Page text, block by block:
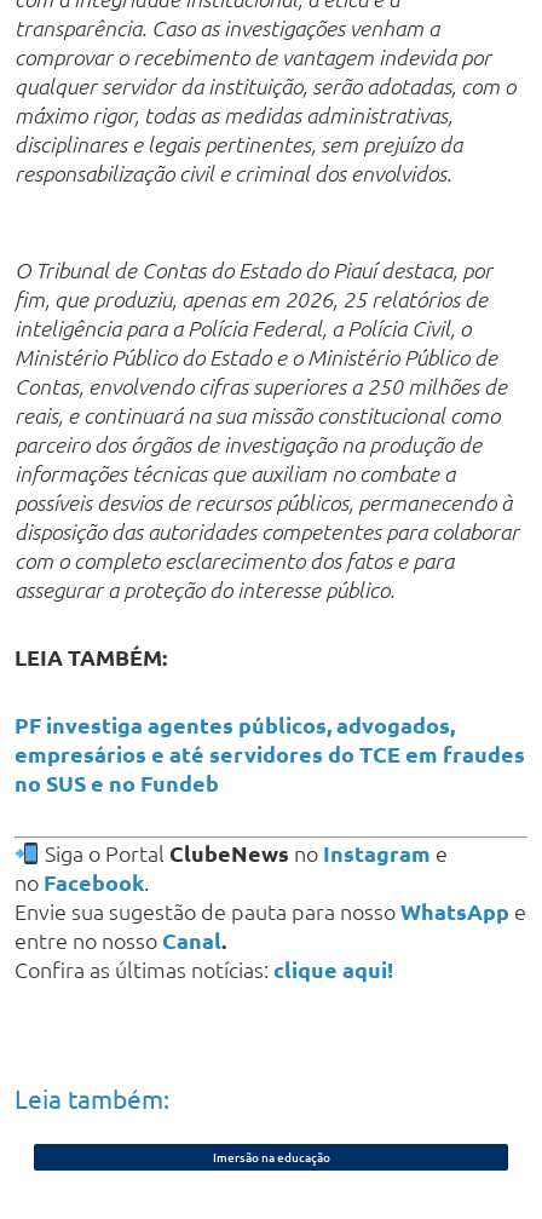
transparência. Caso as investigações venham a
comprovar o recebimento de vantagem indevida por
qualquer servidor da instituição, serão adotadas, com o
máximo rigor, todas as medidas administrativas,
disciplinares e legais pertinentes, sem prejuízo da
responsabilização civil e criminal dos envolvidos.
O Tribunal de Contas do Estado do Piauí destaca, por
fim, que produziu, apenas em 2026, 25 relatórios de
inteligência para a Polícia Federal, a Polícia Civil, o
Ministério Público do Estado e o Ministério Público de
Contas, envolvendo cifras superiores a 250 milhões de
reais, e continuará na sua missão constitucional como
parceiro dos órgãos de investigação na produção de
informações técnicas que auxiliam no combate a
possíveis desvios de recursos públicos, permanecendo à
disposição das autoridades competentes para colaborar
com o completo esclarecimento dos fatos e para
assegurar a proteção do interesse público.
LEIA TAMBÉM:
PF investiga agentes públicos, advogados,
empresários e até servidores do TCE em fraudes
no SUS e no Fundeb
Siga o Portal ClubeNews no Instagram e
no Facebook.
Envie sua sugestão de pauta para nossoWhatsApp e
entre no nosso Canal.
Confira as últimas notícias: clique aqui!
Leia também:
Imersão na educação